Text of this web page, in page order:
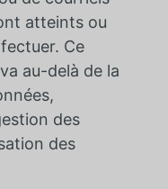
atteints ou
Ce
au-delà de la
des
des